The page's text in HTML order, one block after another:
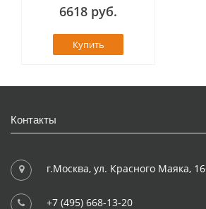
6618 руб.
Купить
Контакты
г.Москва, ул. Красного Маяка, 16
+7 (495) 668-13-20